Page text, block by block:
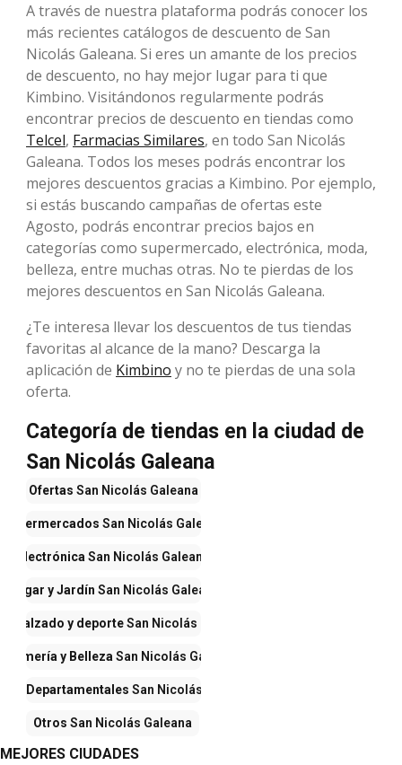
A través de nuestra plataforma podrás conocer los
más recientes catálogos de descuento de San
Nicolás Galeana. Si eres un amante de los precios
de descuento, no hay mejor lugar para ti que
Kimbino. Visitándonos regularmente podrás
encontrar precios de descuento en tiendas como
Telcel, Farmacias Similares, en todo San Nicolás
Galeana. Todos los meses podrás encontrar los
mejores descuentos gracias a Kimbino. Por ejemplo,
si estás buscando campañas de ofertas este
Agosto, podrás encontrar precios bajos en
categorías como supermercado, electrónica, moda,
belleza, entre muchas otras. No te pierdas de los
mejores descuentos en San Nicolás Galeana.
¿Te interesa llevar los descuentos de tus tiendas
favoritas al alcance de la mano? Descarga la
aplicación de Kimbino y no te pierdas de una sola
oferta.
Categoría de tiendas en la ciudad de
San Nicolás Galeana
Ofertas San Nicolás Galeana
Supermercados San Nicolás Galeana
ElectrónicaSan Nicolás Galeana
Hogar y Jardín San Nicolás Galeana
calzado y deporteSan Nicolás Galeana
y BellezaSan Nicolás Galeana
Departamentales San Nicolás Galeana
Otros San Nicolás Galeana
MEJORES CIUDADES